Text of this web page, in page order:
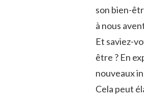
⁤son bien-
à ​nous⁢
Et ⁤saviez-
être ? En
nouveaux
Cela‌ peut